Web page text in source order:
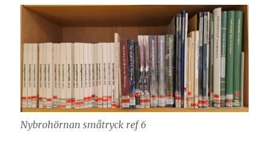
Nybrohörnan småtryck ref 6